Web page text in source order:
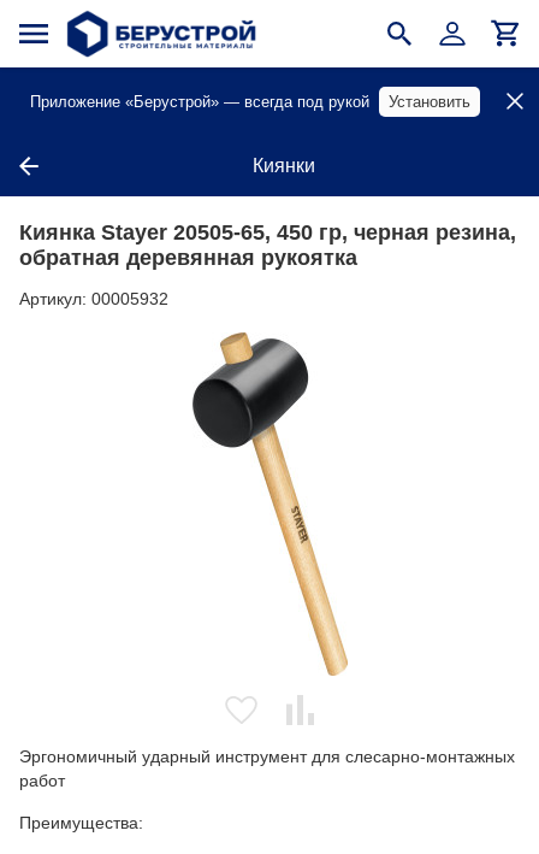
Приложение «Берустрой» — всегда под рукой Установить
Киянки
Киянка Stayer 20505-65, 450 гр, черная резина,
обратная деревянная рукоятка
Артикул: 00005932
Эргономичный ударный инструмент для слесарно-монтажных
работ
Преимущества: